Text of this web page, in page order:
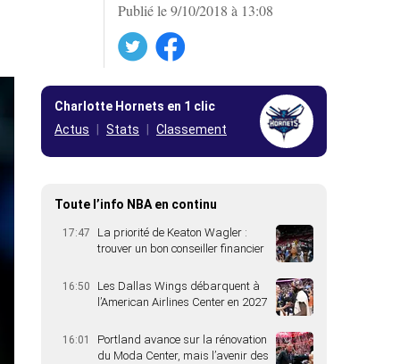
Publié le 9/10/2018 à 13:08
Facebook
Charlotte Hornets en 1 clic
Actus
Stats Classement
Toute l’info NBA en continu
17:47
La priorité de Keaton Wagler :
trouver un bon conseiller financier
16:50
Les Dallas Wings débarquent à
l’American Airlines Center en 2027
16:01
Portland avance sur la rénovation
du Moda Center, mais l’avenir des